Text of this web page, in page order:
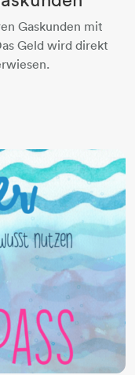
Gaskunden mit
Geld wird direkt